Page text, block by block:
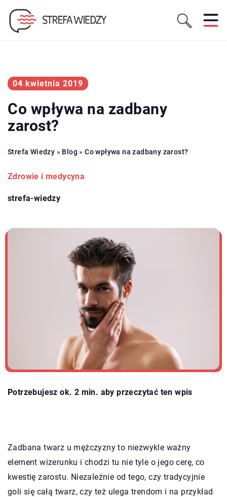
04 kwietnia 2019
Co wpływa na zadbany
zarost?
Strefa Wiedzy » Blog »Co wpływa na zadbany zarost?
Zdrowie i medycyna
strefa-wiedzy
Potrzebujesz ok. 2 min. aby przeczytać ten wpis
Zadbana twarz u mężczyzny to niezwykle ważny
element wizerunku i chodzi tu nie tyle o jego cerę, co
kwestię zarostu. Niezależnie od tego, czy tradycyjnie
goli się całą twarz, czy też ulega trendom i na przykład